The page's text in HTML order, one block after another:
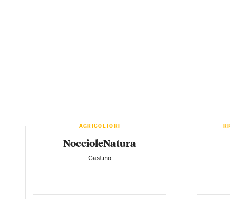
AGRICOLTORI
NoccioleNatura
— Castino —